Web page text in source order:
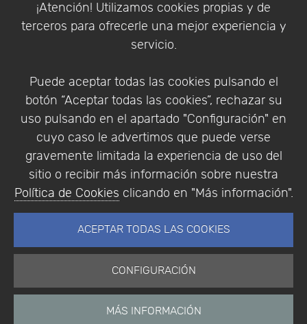
¡Atención! Utilizamos cookies propias y de
terceros para ofrecerle una mejor experiencia y
servicio.
Puede aceptar todas las cookies pulsando el
botón “Aceptar todas las cookies”, rechazar su
uso pulsando en el apartado "Configuración" en
cuyo caso le advertimos que puede verse
gravemente limitada la experiencia de uso del
sitio o recibir más información sobre nuestra
Política de Cookies clicando en "Más información".
ACEPTAR TODAS LAS COOKIES
CONFIGURACIÓN
MÁS INFORMACIÓN
Política de Privacidad
Condiciones de compra
Identificarse
Empresa|Aviso Legal| Política de Privacidad |
Política de Cookies
© Copyright 1994 - 2026. Addlink Software
Científico, S.L.
Portugal.